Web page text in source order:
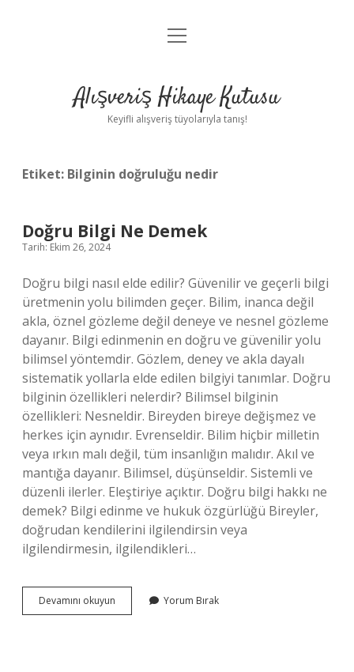
Anasayfa
Yasal Uyarı
menüyü
Alışveriş Hikaye Kutusu
Keyifli alışveriş tüyolarıyla tanış!
Etiket: Bilginin doğruluğu nedir
Doğru Bilgi Ne Demek
Tarih: Ekim 26, 2024
Doğru bilgi nasıl elde edilir? Güvenilir ve geçerli bilgi
üretmenin yolu bilimden geçer. Bilim, inanca değil
akla, öznel gözleme değil deneye ve nesnel gözleme
dayanır. Bilgi edinmenin en doğru ve güvenilir yolu
bilimsel yöntemdir. Gözlem, deney ve akla dayalı
sistematik yollarla elde edilen bilgiyi tanımlar. Doğru
bilginin özellikleri nelerdir? Bilimsel bilginin
özellikleri: Nesneldir. Bireyden bireye değişmez ve
herkes için aynıdır. Evrenseldir. Bilim hiçbir milletin
veya ırkın malı değil, tüm insanlığın malıdır. Akıl ve
mantığa dayanır. Bilimsel, düşünseldir. Sistemli ve
düzenli ilerler. Eleştiriye açıktır. Doğru bilgi hakkı ne
demek? Bilgi edinme ve hukuk özgürlüğü Bireyler,
doğrudan kendilerini ilgilendirsin veya
ilgilendirmesin, ilgilendikleri…
Devamını okuyun
Bilgi
Yorum Bırak